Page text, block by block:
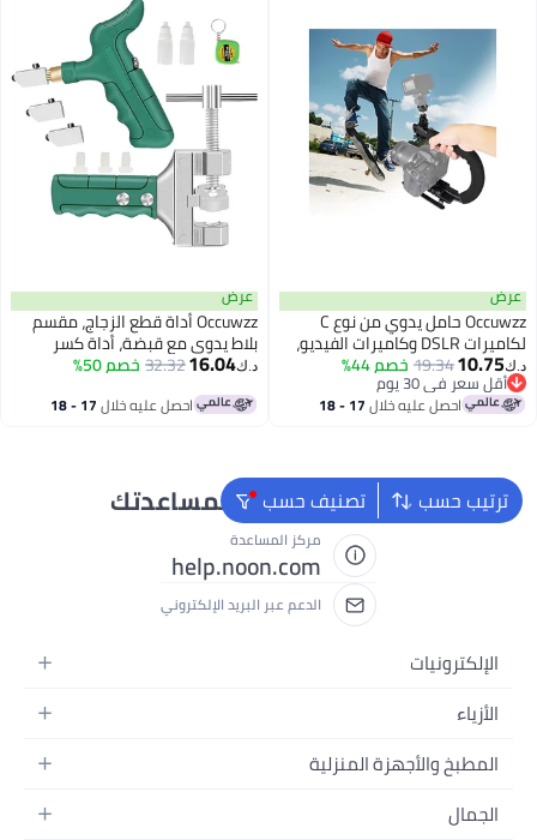
عرض
Occuwzz حامل يدوي من نوع C
لكاميرات DSLR وكاميرات الفيديو،
مقبض تثبيت لكاميرا DSLR
د.ك‏10.75
19.34خصم 44%
أقل سعر في 30 يوم
أقل سعر في 30 يوماحصل عليه خلال 17 - 18
اغسطس
عرض
Occuwzz أداة قطع الزجاج، مقسم
بلاط يدوي مع قبضة، أداة كسر
الزجاج مع عجلة تسجيل مع شريط
الزجاج والبلاط السيراميكي
د.ك‏16.04
32.32خصم 50%
احصل عليه خلال 17 - 18
اغسطس
ترتيب حسب تصنيف حسب
نحن دائماً جاهزون لمساعدتك
مركز المساعدة
help.noon.com
الدعم عبر البريد الإلكتروني
الإلكترونيات
الجوالات
اللابتوبات
الأجهزة المنزلية
الأزياء
أزياء نسائية
أزياء البنات
المطبخ والأجهزة المنزلية
الحمام
الجمال